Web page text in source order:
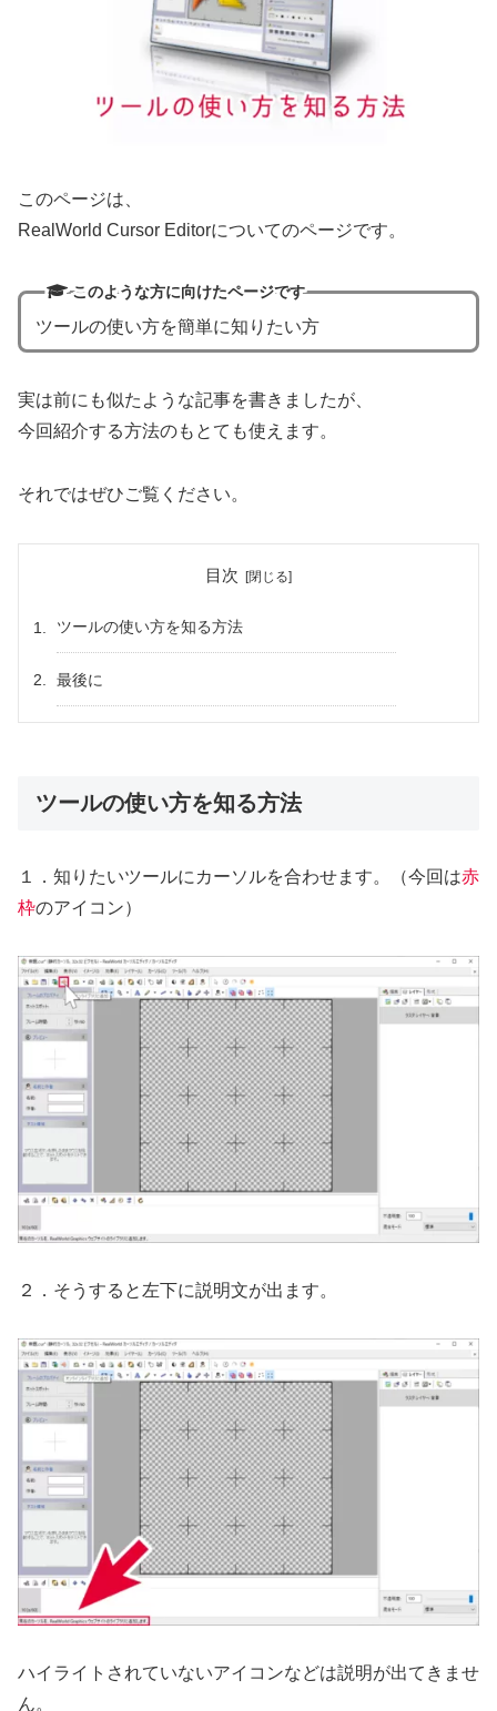
このページは、
RealWorld Cursor Editorについてのページです。
このような方に向けたページです
ツールの使い方を簡単に知りたい方
実は前にも似たような記事を書きましたが、
今回紹介する方法のもとても使えます。
それではぜひご覧ください。
目次
ツールの使い方を知る方法
最後に
ツールの使い方を知る方法
１．知りたいツールにカーソルを合わせます。（今回は赤
枠のアイコン）
２．そうすると左下に説明文が出ます。
ハイライトされていないアイコンなどは説明が出てきませ
ん。